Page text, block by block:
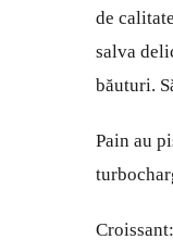
de
salva
băuturi.
Pain au